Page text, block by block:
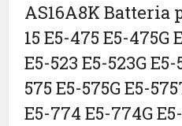
AS16A8K Batteria
15 E5-475 E5-475G
E5-523 E5-523G E5-
575 E5-575G E5-
E5-774 E5-774G